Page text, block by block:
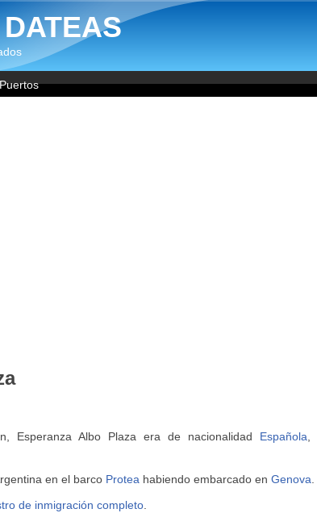
Esperanza Albo Plaza era de nacionalidad Española
en el barco Proteahabiendo embarcado en Genova.
de inmigración completo.